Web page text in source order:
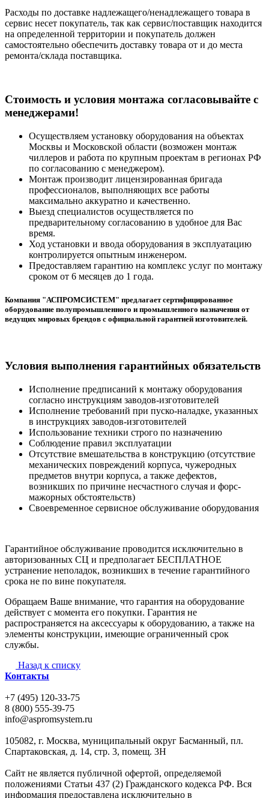
Расходы по доставке надлежащего/ненадлежащего товара в
сервис несет покупатель, так как сервис/поставщик находится
на определенной территории и покупатель должен
самостоятельно обеспечить доставку товара от и до места
ремонта/склада поставщика.
Cтоимость и условия монтажа согласовывайте с
менеджерами!
Осуществляем установку оборудования на объектах
Москвы и Московской области (возможен монтаж
чиллеров и работа по крупным проектам в регионах РФ
по согласованию с менеджером).
Монтаж производит лицензированная бригада
профессионалов, выполняющих все работы
максимально аккуратно и качественно.
Выезд специалистов осуществляется по
предварительному согласованию в удобное для Вас
время.
Ход установки и ввода оборудования в эксплуатацию
контролируется опытным инженером.
Предоставляем гарантию на комплекс услуг по монтажу
сроком от 6 месяцев до 1 года.
Компания "АСПРОМСИСТЕМ" предлагает сертифицированное
оборудование полупромышленного и промышленного назначения от
ведущих мировых брендов с официальной гарантией изготовителей.
Условия выполнения гарантийных обязательств
Исполнение предписаний к монтажу оборудования
согласно инструкциям заводов-изготовителей
Исполнение требований при пуско-наладке, указанных
в инструкциях заводов-изготовителей
Использование техники строго по назначению
Соблюдение правил эксплуатации
Отсутствие вмешательства в конструкцию (отсутствие
механических повреждений корпуса, чужеродных
предметов внутри корпуса, а также дефектов,
возникших по причине несчастного случая и форс-
мажорных обстоятельств)
Своевременное сервисное обслуживание оборудования
Гарантийное обслуживание проводится исключительно в
авторизованных СЦ и предполагает БЕСПЛАТНОЕ
устранение неполадок, возникших в течение гарантийного
срока не по вине покупателя.
Обращаем Ваше внимание, что гарантия на оборудование
действует с момента его покупки. Гарантия не
распространяется на аксессуары к оборудованию, а также на
элементы конструкции, имеющие ограниченный срок
службы.
Назад к списку
Контакты
+7 (495) 120-33-75
8 (800) 555-39-75
info@aspromsystem.ru
105082, г. Москва, муниципальный округ Басманный, пл.
Спартаковская, д. 14, стр. 3, помещ. 3Н
Сайт не является публичной офертой, определяемой
положениями Статьи 437 (2) Гражданского кодекса РФ. Вся
информация предоставлена исключительно в